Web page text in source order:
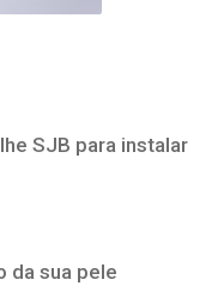
SJB para instalar
da sua pele